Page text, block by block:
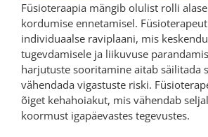
Füsioteraapia mängib olulist rolli
kordumise ennetamisel.
individuaalse raviplaani, mis
tugevdamisele ja liikuvuse
harjutuste sooritamine aitab säilitada
vähendada vigastuste riski.
õiget kehahoiakut, mis vähendab
koormust igapäevastes tegevustes.